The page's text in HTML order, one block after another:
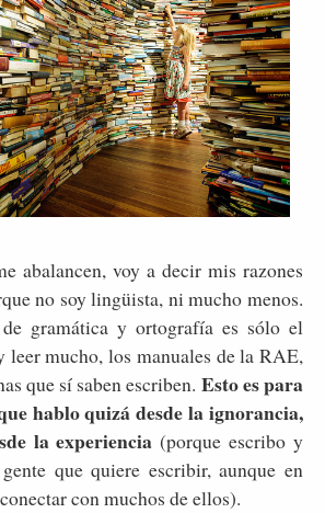
abalancen, voy a decir mis razones
no soy lingüista, ni mucho menos.
gramática y ortografía es sólo el
leer mucho, los manuales de la RAE,
que sí saben escriben. Esto es para
hablo quizá desde la ignorancia,
la experiencia (porque escribo y
que quiere escribir, aunque en
con muchos de ellos).